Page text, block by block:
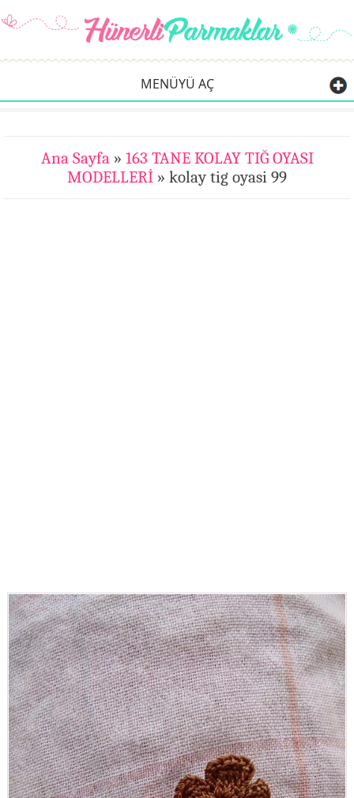
MENÜYÜ AÇ
Ana Sayfa» 163 TANE KOLAY TIĞ OYASI
MODELLERİ » kolay tig oyasi 99